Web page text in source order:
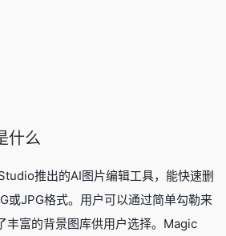
什么
推出的AI图片编辑工具，能快速删
或JPG格式。用户可以通过简单勾勒来
丰富的背景图库供用户选择。Magic